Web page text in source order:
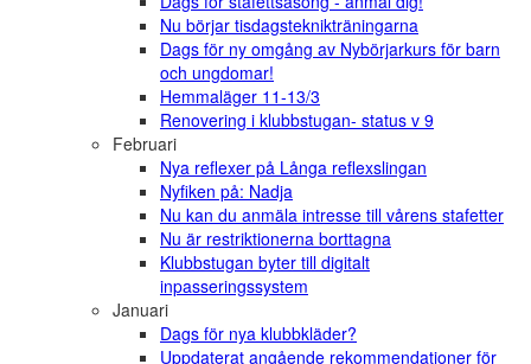
Nu börjar tisdagsteknikträningarna
Dags för ny omgång av Nybörjarkurs för barn
och ungdomar!
Hemmaläger 11-13/3
Renovering i klubbstugan- status v 9
Februari
Nya reflexer på Långa reflexslingan
Nyfiken på: Nadja
Nu kan du anmäla intresse till vårens stafetter
Nu är restriktionerna borttagna
Klubbstugan byter till digitalt
inpasseringssystem
Januari
Dags för nya klubbkläder?
Uppdaterat angående rekommendationer för